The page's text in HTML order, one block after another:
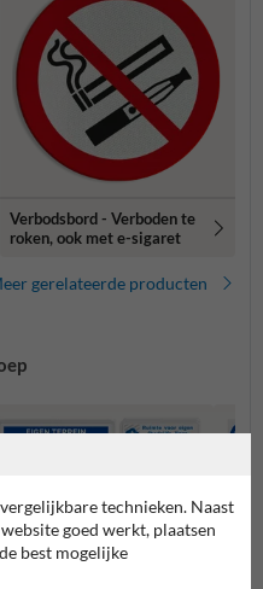
Verbodsbord - Verboden te
roken, ook met e-sigaret
gerelateerde producten
technieken. Naast
goed werkt, plaatsen
best mogelijke